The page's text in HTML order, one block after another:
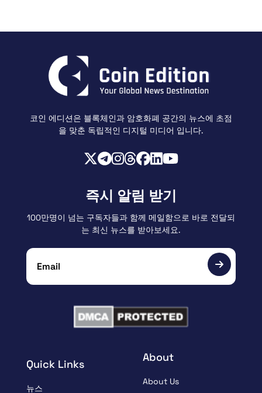
코인 에디션은 블록체인과 암호화폐 공간의 뉴스에 초점
을 맞춘 독립적인 디지털 미디어 입니다.
Quick Links
뉴스
About
About Us
즉시 알림 받기
100만명이 넘는 구독자들과 함께 메일함으로 바로 전달되
는 최신 뉴스를 받아보세요.